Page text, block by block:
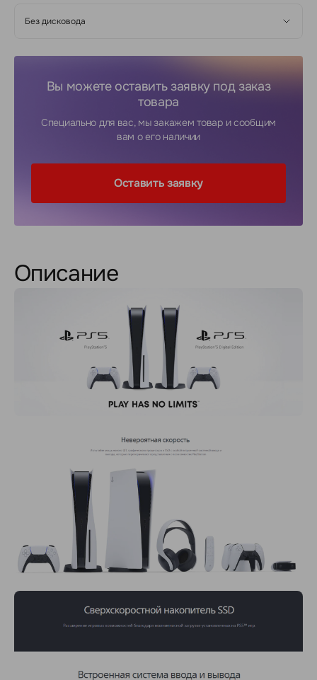
Без дисковода
Вы можете оставить заявку под заказ
товара
Специально для вас, мы закажем товар и сообщим
вам о его наличии
Оставить заявку
Описание